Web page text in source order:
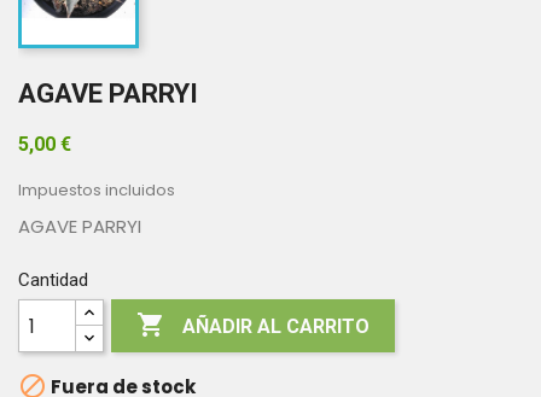
AGAVE PARRYI
5,00 €
Impuestos incluidos
AGAVE PARRYI
Cantidad
 AÑADIR AL CARRITO
 Fuera de stock